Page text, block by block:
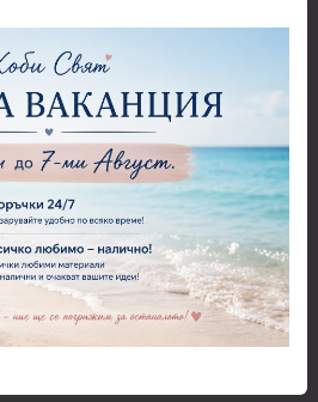
и клонки
Перфоратори - Детски
Перфоратори - Животни
Перфоратори - Коледни и
Зимни
Рисуване
Грунд и почистващи
разтвори
Платна за рисуване
Стативи и поставки